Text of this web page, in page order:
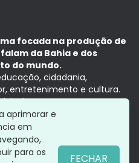
focada na produção de
da Bahia e dos
do mundo.
cidadania,
entretenimento e cultura.
é no tempo presente,
Aratu.
aprimorar e
em
para os
FECHAR